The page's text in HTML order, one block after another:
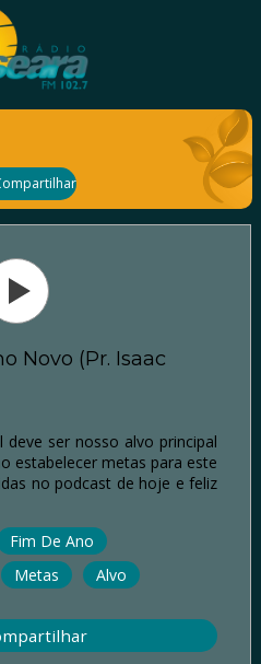
Novo (Pr. Isaac
deve ser nosso alvo principal
estabelecer metas para este
no podcast de hoje e feliz
Fim De Ano
Metas Alvo